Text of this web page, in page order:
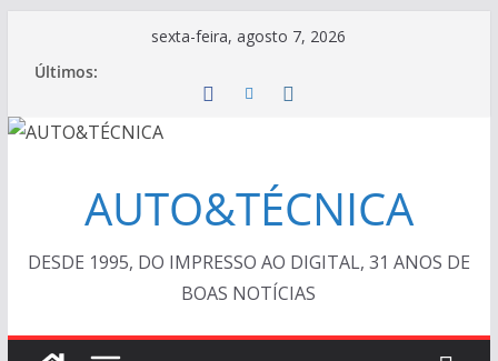
conteúdo
sexta-feira, agosto 7, 2026
Últimos:
AUTO&TÉCNICA
DESDE 1995, DO IMPRESSO AO DIGITAL, 31 ANOS DE
BOAS NOTÍCIAS